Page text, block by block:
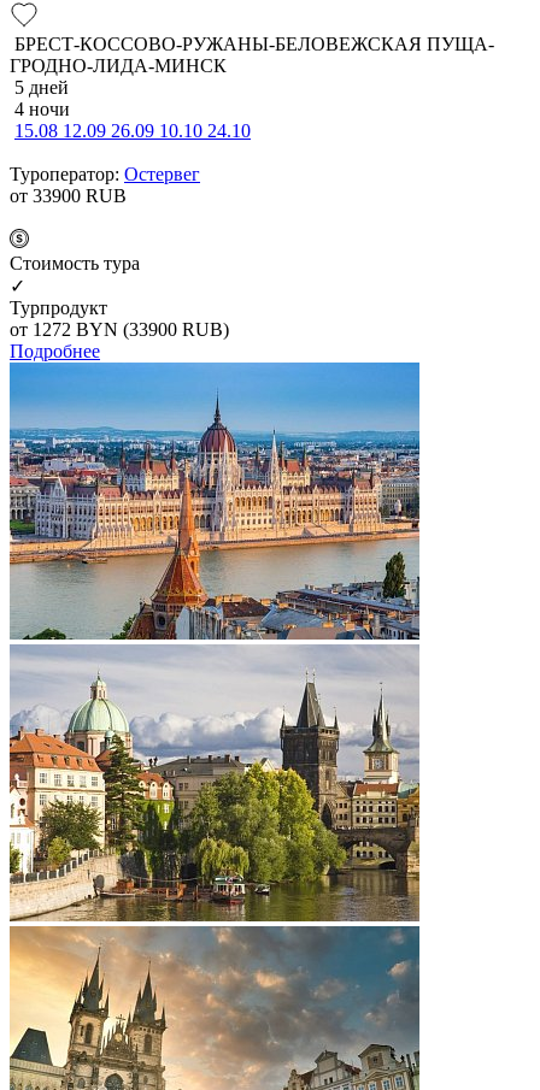
БРЕСТ-КОССОВО-РУЖАНЫ-БЕЛОВЕЖСКАЯ ПУЩА-
ГРОДНО-ЛИДА-МИНСК
5 дней
4 ночи
15.08 12.09 26.09 10.10 24.10
Туроператор: Остервег
от 33900 RUB
Cтоимость тура
✓
Турпродукт
от 1272 BYN (33900 RUB)
Подробнее